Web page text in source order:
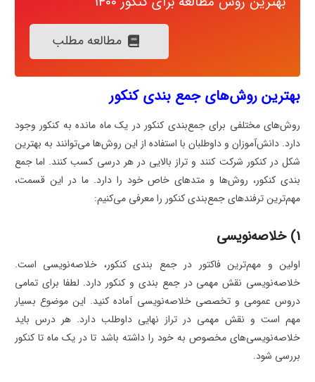
مطالعه مطلب
بهترین روش‌های جمع بندی کنکور
روش‌های مختلفی برای جمع‌بندی کنکور در یک ماه مانده به کنکور وجود
دارد. دانش‌آموزان و داوطلبان با استفاده از این روش‌ها می‌توانند به بهترین
شکل در کنکور شرکت کنند و تراز بالایی در هر درسی کسب کنند. اما جمع
بندی کنکور، روش‌ها و متدهای خاص خود را دارد. ما در این قسمت،
مهم‌ترین ترفندهای جمع‌بندی کنکور را معرفی می‌کنیم:
1) خلاصه‌نویسی
اولین و مهم‌ترین فاکتور در جمع بندی کنکور، خلاصه‌نویسی است.
خلاصه‌نویسی نقش مهمی در جمع بندی و کنکور دارد. لطفا برای تمامی
دروس عمومی و تخصصی خلاصه‌نویسی آماده کنید. این موضوع بسیار
مهم است و نقش مهمی در تراز نهایی داوطلب دارد. هر درس باید
خلاصه‌نویسی‌های مخصوص به خود را داشته باشد تا در یک ماه تا کنکور
بررسی شود.